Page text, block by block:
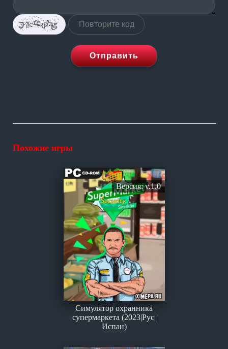
Отправить
Похожие игры
Симулятор охранника
супермаркета (2023|Рус|
Испан)
Версия: v.1.0